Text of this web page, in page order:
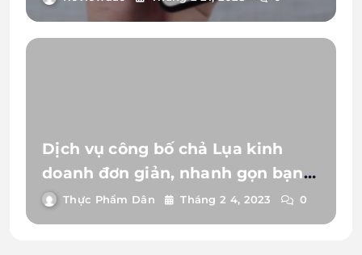
Dịch vụ công bố chả Lụa kinh
doanh đơn giản, nhanh gọn bạn
nên biết
Thực Phẩm Dân Tháng 2 4, 2023 0